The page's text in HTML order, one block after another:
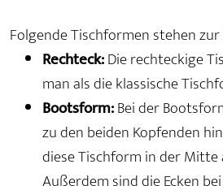
Folgende Tischformen stehen
Rechteck:Die rechteckige
man als die klassische
Bootsform:Bei der
zu den beiden Kopfenden
diese Tischform in der